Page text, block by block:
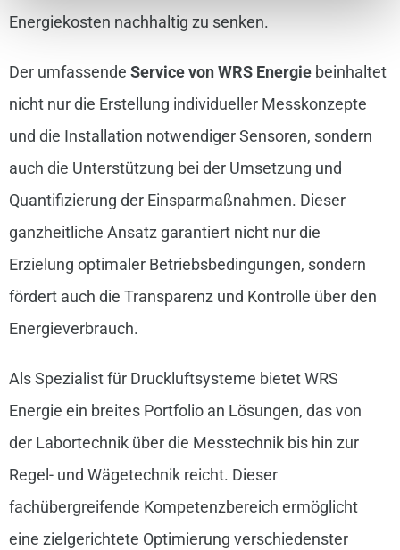
Energiekosten nachhaltig zu senken.
Der umfassende Service von WRS Energiebeinhaltet
nicht nur die Erstellung individueller Messkonzepte
und die Installation notwendiger Sensoren, sondern
auch die Unterstützung bei der Umsetzung und
Quantifizierung der Einsparmaßnahmen. Dieser
ganzheitliche Ansatz garantiert nicht nur die
Erzielung optimaler Betriebsbedingungen, sondern
fördert auch die Transparenz und Kontrolle über den
Energieverbrauch.
Als Spezialist für Druckluftsysteme bietet WRS
Energie ein breites Portfolio an Lösungen, das von
der Labortechnik über die Messtechnik bis hin zur
Regel- und Wägetechnik reicht. Dieser
fachübergreifende Kompetenzbereich ermöglicht
eine zielgerichtete Optimierung verschiedenster